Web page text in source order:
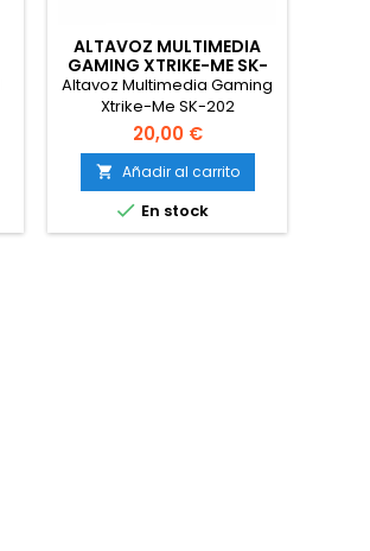
ALTAVOZ MULTIMEDIA
GAMING XTRIKE-ME SK-
202
Altavoz Multimedia Gaming
Xtrike-Me SK-202
20,00 €
 Añadir al carrito
 En stock